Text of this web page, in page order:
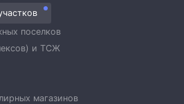
поселков
и ТСЖ
магазинов